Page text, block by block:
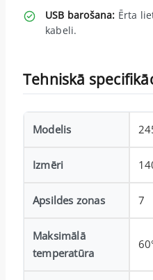
USB barošana: Ērta
kabeli.
Tehniskā
Modelis
Izmēri
Apsildes zonas 7
Maksimālā
temperatūra